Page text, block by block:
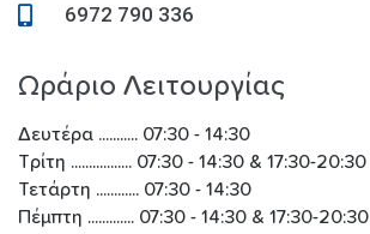
6972 790 336
Ωράριο Λειτουργίας
Δευτέρα ........... 07:30 - 14:30
Τρίτη ................. 07:30 - 14:30 & 17:30-20:30
Τετάρτη ............ 07:30 - 14:30
Πέμπτη ............. 07:30 - 14:30 & 17:30-20:30